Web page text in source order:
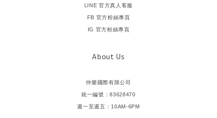
LINE 官方真人客服
FB 官方粉絲專頁
IG 官方粉絲專頁
About Us
仲樂國際有限公司
統一編號：83628470
週一至週五：10AM-6PM